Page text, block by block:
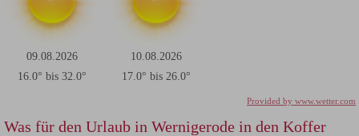
09.08.2026
16.0° bis 32.0°
10.08.2026
17.0° bis 26.0°
Provided by www.wetter.com
Was für den Urlaub in Wernigerode in den Koffer